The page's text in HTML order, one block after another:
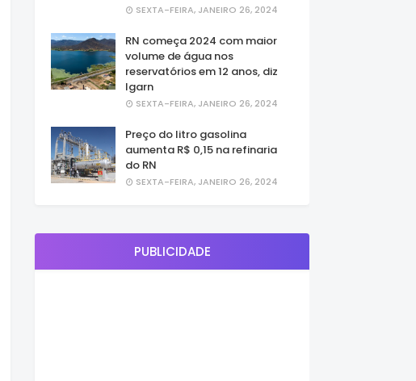
SEXTA-FEIRA, JANEIRO 26, 2024
RN começa 2024 com maior
volume de água nos
reservatórios em 12 anos, diz
Igarn
SEXTA-FEIRA, JANEIRO 26, 2024
Preço do litro gasolina
aumenta R$ 0,15 na refinaria
do RN
SEXTA-FEIRA, JANEIRO 26, 2024
PUBLICIDADE